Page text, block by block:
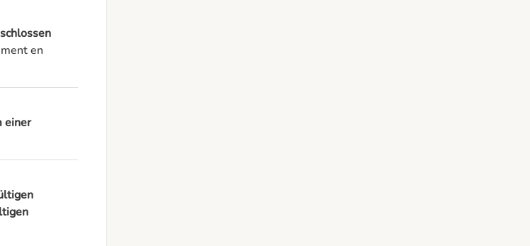
en
einer